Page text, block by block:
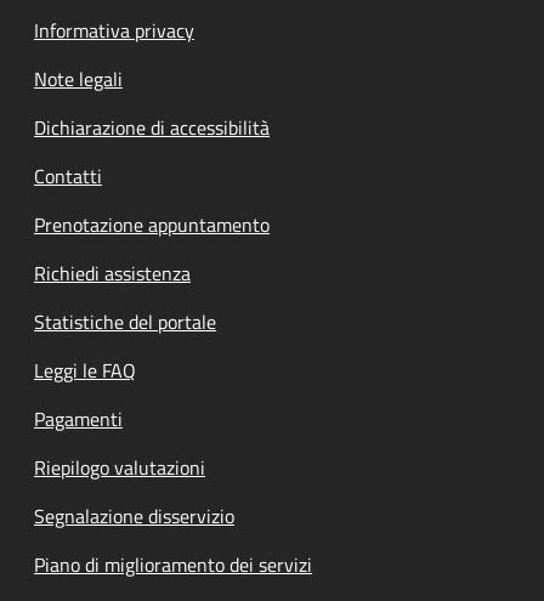
Informativa privacy
Note legali
Dichiarazione di accessibilità
Contatti
Prenotazione appuntamento
Richiedi assistenza
Statistiche del portale
Leggi le FAQ
Pagamenti
Riepilogo valutazioni
Segnalazione disservizio
Piano di miglioramento dei servizi